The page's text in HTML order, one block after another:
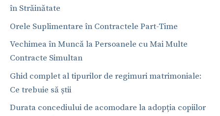
în Străinătate
Orele Suplimentare în Contractele Part-Time
Vechimea în Muncă la Persoanele cu Mai Multe
Contracte Simultan
Ghid complet al tipurilor de regimuri matrimoniale:
Ce trebuie să știi
Durata concediului de acomodare la adopția copiilor